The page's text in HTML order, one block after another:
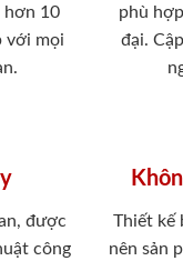
hơn 10
với mọi
phù
đại.
được
công
Thiết kế
nên sản